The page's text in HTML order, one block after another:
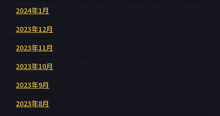
2024年1月
2023年12月
2023年11月
2023年10月
2023年9月
2023年8月